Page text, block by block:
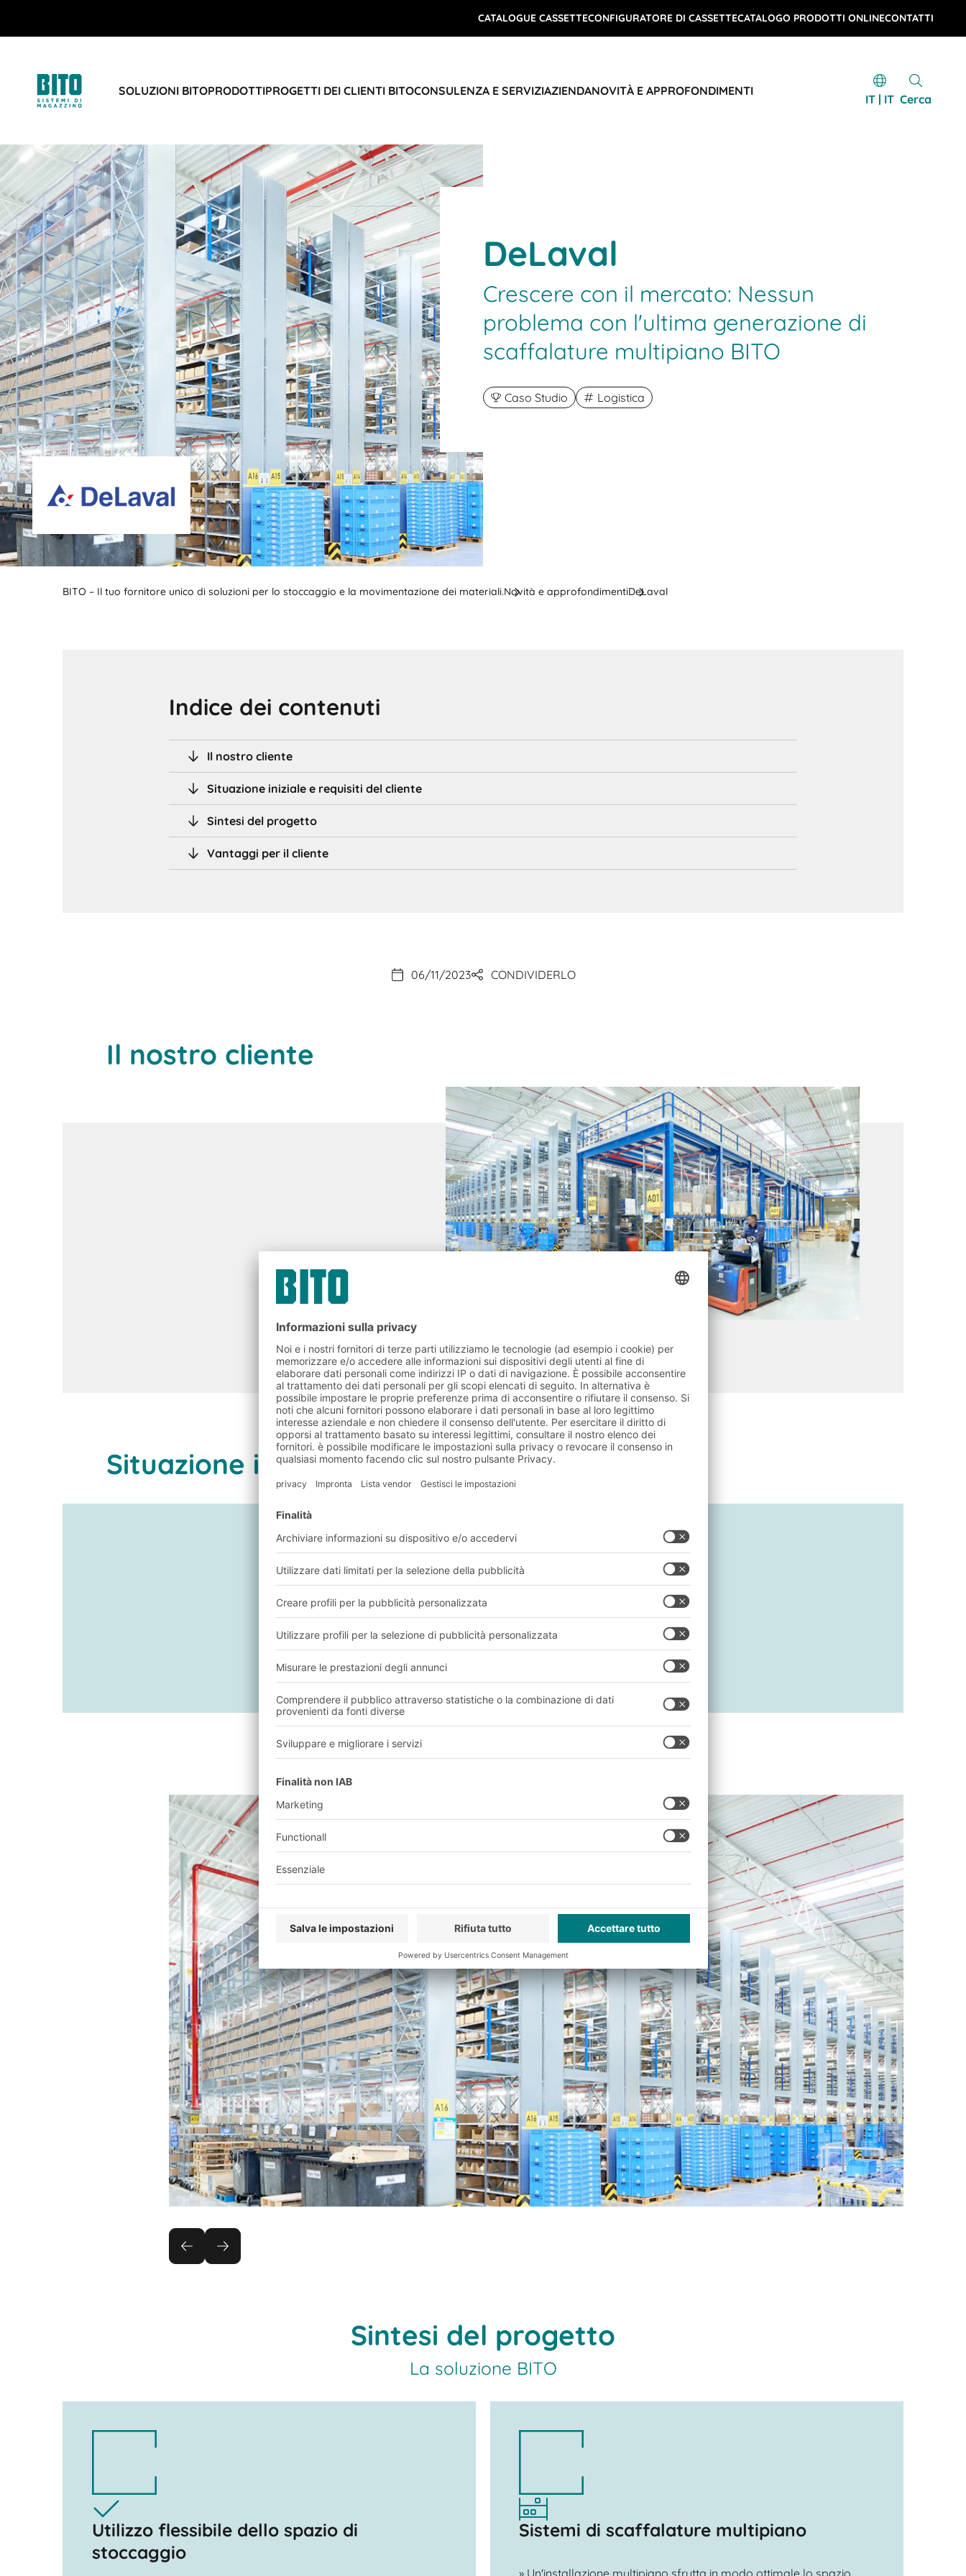
CATALOGUE CASSETTECONFIGURATORE DI CASSETTECATALOGO PRODOTTI ONLINECONTATTI
SOLUZIONI BITOPRODOTTIPROGETTI DEI CLIENTI BITOCONSULENZA E SERVIZIAZIENDANOVITÀ E APPROFONDIMENTI
IT | IT Cerca
DeLaval
Crescere con il mercato: Nessun
problema con l'ultima generazione di
scaffalature multipiano BITO
Caso Studio Logistica
BITO – Il tuo fornitore unico di soluzioni per lo stoccaggio e la movimentazione dei materiali.Novità e approfondimentiDeLaval
Indice dei contenuti
Il nostro cliente
Situazione iniziale e requisiti del cliente
Sintesi del progetto
Vantaggi per il cliente
06/11/2023 CONDIVIDERLO
Il nostro cliente
Situazione iniziale e requisiti del cliente
Sintesi del progetto
La soluzione BITO
Utilizzo flessibile dello spazio di
stoccaggio
Sistemi di scaffalature multipiano
» Un'installazione multipiano sfrutta in modo ottimale lo spazio